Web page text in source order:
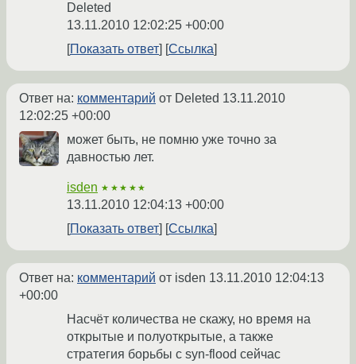
Deleted
13.11.2010 12:02:25 +00:00
Показать ответ
Ссылка
Ответ на: комментарий от Deleted 13.11.2010
12:02:25 +00:00
может быть, не помню уже точно за
давностью лет.
isden ★★★★★
13.11.2010 12:04:13 +00:00
Показать ответ
Ссылка
Ответ на: комментарий от isden 13.11.2010 12:04:13
+00:00
Насчёт количества не скажу, но время на
открытые и полуоткрытые, а также
стратегия борьбы с syn-flood сейчас